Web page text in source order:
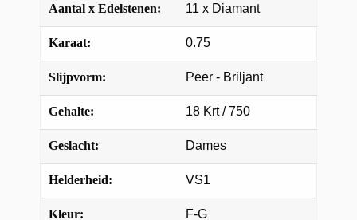
Aantal x Edelstenen: 11 x Diamant
Karaat: 0.75
Slijpvorm: Peer - Briljant
Gehalte: 18 Krt / 750
Geslacht: Dames
Helderheid: VS1
Kleur: F-G